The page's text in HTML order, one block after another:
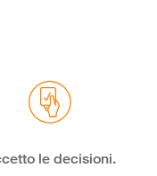
le decisioni.